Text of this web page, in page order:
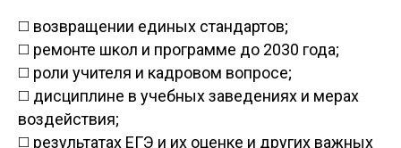
◻️ возвращении единых стандартов;
◻️ ремонте школ и программе до 2030 года;
◻️ роли учителя и кадровом вопросе;
◻️ дисциплине в учебных заведениях и мерах
воздействия;
◻️ результатах ЕГЭ и их оценке и других важных